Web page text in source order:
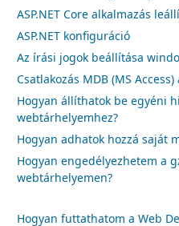
ASP.NET Core alkalmazás
ASP.NET konfiguráció
Az írási jogok beállítása
Csatlakozás MDB (MS
Hogyan állíthatok be egyéni
webtárhelyemhez?
Hogyan adhatok hozzá saját
Hogyan engedélyezhetem a
webtárhelyemen?
Hogyan futtathatom a Web